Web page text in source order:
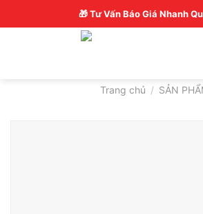
to
Hotline: 0326770772
Trang chủ / SẢN
🎁 Tư Vấn Báo Giá Nhanh